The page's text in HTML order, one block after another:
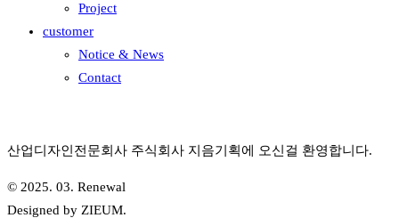
Project
customer
Notice & News
Contact
산업디자인전문회사 주식회사 지음기획에 오신걸 환영합니다.
© 2025. 03. Renewal
Designed by ZIEUM.